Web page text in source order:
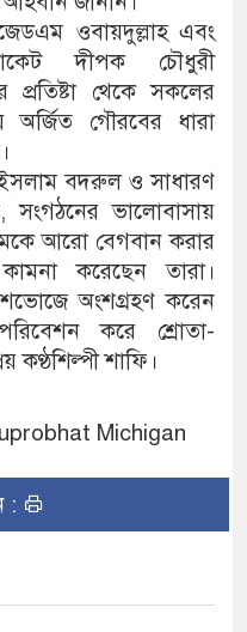
ওবায়দুল্লাহ এবং
দীপক চৌধুরী
থেকে সকলের
অর্জিত গৌরবের ধারা
বদরুল ও সাধারণ
সংগঠনের ভালোবাসায়
আরো বেগবান করার
করেছেন তারা।
অংশগ্রহণ করেন
করে শ্রোতা-
কণ্ঠশিল্পী শাফি।
Michigan
: